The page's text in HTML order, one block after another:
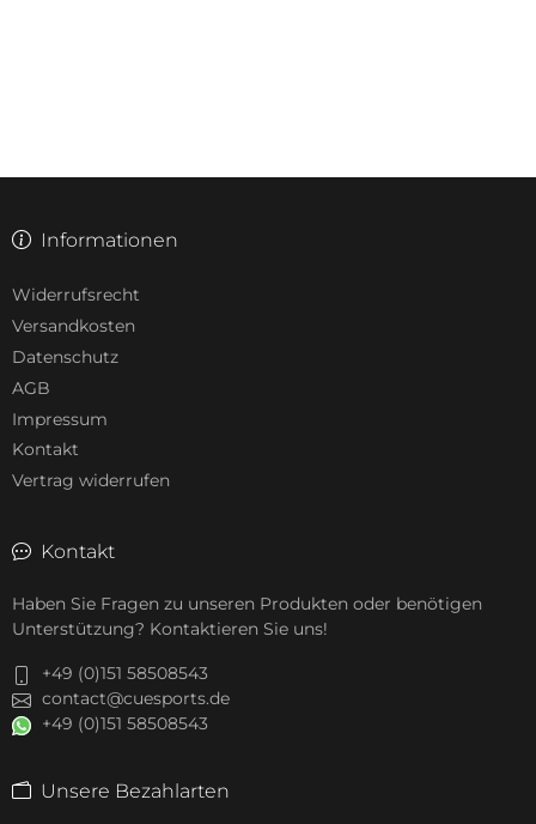
Informationen
Widerrufsrecht
Versandkosten
Datenschutz
AGB
Impressum
Kontakt
Vertrag widerrufen
Kontakt
Haben Sie Fragen zu unseren Produkten oder benötigen
Unterstützung? Kontaktieren Sie uns!
+49 (0)151 58508543
contact@cuesports.de
+49 (0)151 58508543
Unsere Bezahlarten